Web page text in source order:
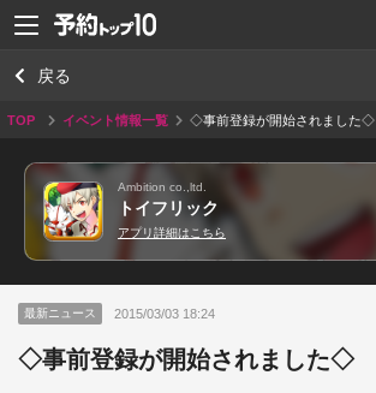
戻る
TOP イベント情報一覧 ◇事前登録が開始されました◇
Ambition co.,ltd.
トイフリック
アプリ詳細はこちら
最新ニュース 2015/03/03 18:24
◇事前登録が開始されました◇